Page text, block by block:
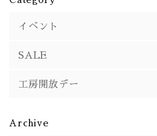
イベント
SALE
工房開放デー
Archive